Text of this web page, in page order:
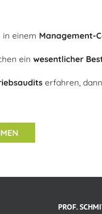
in einem Management-
ein wesentlicher
erfahren,
PROF.